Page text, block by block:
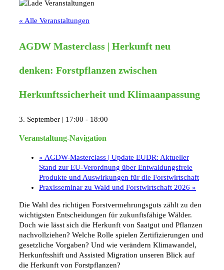
« Alle Veranstaltungen
AGDW Masterclass | Herkunft neu
denken: Forstpflanzen zwischen
Herkunftssicherheit und Klimaanpassung
3. September | 17:00 - 18:00
Veranstaltung-Navigation
« AGDW-Masterclass | Update EUDR: Aktueller
Stand zur EU-Verordnung über Entwaldungsfreie
Produkte und Auswirkungen für die Forstwirtschaft
Praxisseminar zu Wald und Forstwirtschaft 2026 »
Die Wahl des richtigen Forstvermehrungsguts zählt zu den
wichtigsten Entscheidungen für zukunftsfähige Wälder.
Doch wie lässt sich die Herkunft von Saatgut und Pflanzen
nachvollziehen? Welche Rolle spielen Zertifizierungen und
gesetzliche Vorgaben? Und wie verändern Klimawandel,
Herkunftsshift und Assisted Migration unseren Blick auf
die Herkunft von Forstpflanzen?